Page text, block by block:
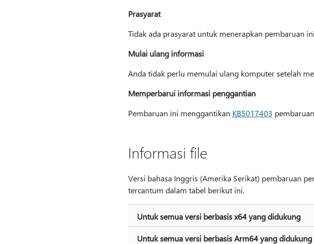
Prasyarat
Tidak ada prasyarat untuk menerapkan pembaruan
Mulai ulang informasi
Anda tidak perlu memulai ulang komputer setelah
Memperbarui informasi penggantian
Pembaruan ini menggantikan KB5017403
Informasi file
Versi bahasa Inggris (Amerika Serikat) pembaruan
tercantum dalam tabel berikut ini.
Untuk semua versi berbasis x64 yang didukung
Untuk semua versi berbasis Arm64 yang didukung